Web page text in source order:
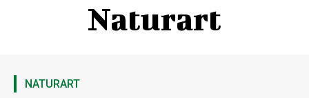
Naturart
NATURART